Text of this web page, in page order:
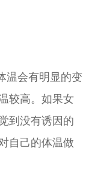
温会有明显的变
较高。如果女
到没有诱因的
自己的体温做